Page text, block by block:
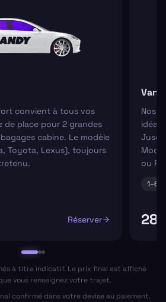
convient à tous vos
de place pour 2 grandes
cabine. Le modèle
Toyota, Lexus), toujours
Réserver
Van
Nos
ou
1–6
à titre indicatif. Le prix final est affiché
vous renseignez votre trajet.
confirmé dans votre devise au paiement.